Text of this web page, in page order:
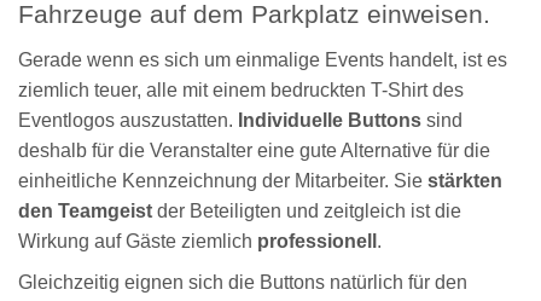
Fahrzeuge auf dem Parkplatz einweisen.
Gerade wenn es sich um einmalige Events handelt, ist es
ziemlich teuer, alle mit einem bedruckten T-Shirt des
Eventlogos auszustatten. Individuelle Buttons sind
deshalb für die Veranstalter eine gute Alternative für die
einheitliche Kennzeichnung der Mitarbeiter. Sie stärkten
den Teamgeist der Beteiligten und zeitgleich ist die
Wirkung auf Gäste ziemlich professionell .
Gleichzeitig eignen sich die Buttons natürlich für den